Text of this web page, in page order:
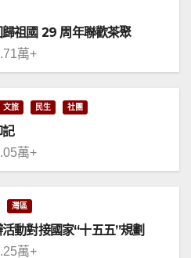
祖國 29 周年聯歡茶聚
萬+
文旅 民生 社團
萬+
灣區
動對接國家“十五五”規劃
萬+